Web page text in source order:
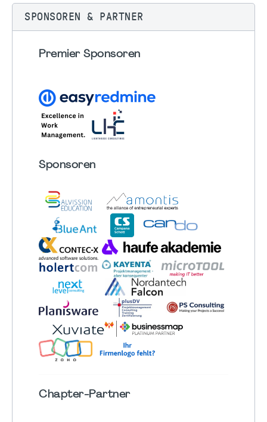
SPONSOREN & PARTNER
Premier Sponsoren
Sponsoren
Chapter-Partner